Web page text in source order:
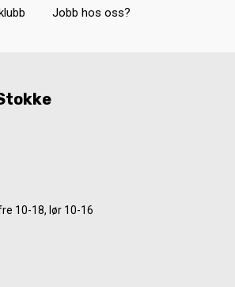
Jobb hos oss?
10-18, lør 10-16